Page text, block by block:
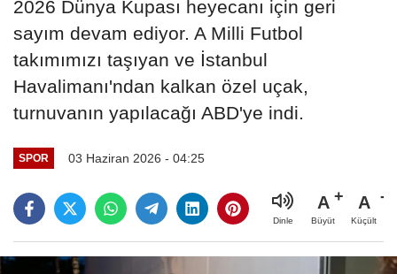
2026 Dünya Kupası heyecanı için geri
sayım devam ediyor. A Milli Futbol
takımımızı taşıyan ve İstanbul
Havalimanı'ndan kalkan özel uçak,
turnuvanın yapılacağı ABD'ye indi.
SPOR 03 Haziran 2026 - 04:25
Dinle
A
Büyüt
A
Küçült